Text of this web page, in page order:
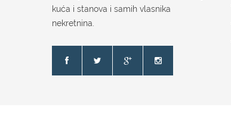
kuća i stanova i samih vlasnika
nekretnina.